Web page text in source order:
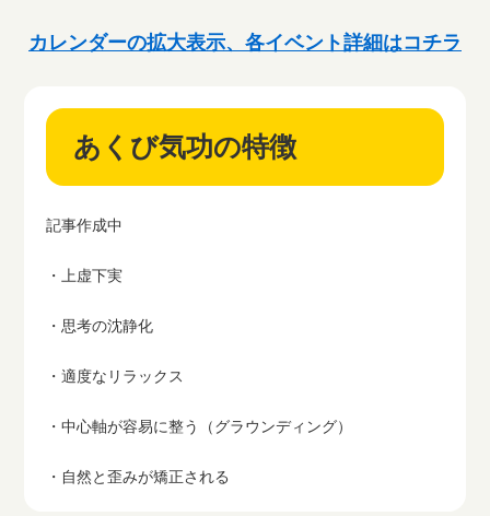
カレンダーの拡大表示、各イベント詳細はコチラ
あくび気功の特徴
記事作成中
・上虚下実
・思考の沈静化
・適度なリラックス
・中心軸が容易に整う（グラウンディング）
・自然と歪みが矯正される